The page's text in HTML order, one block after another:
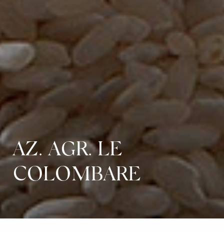
AZ. AGR. LE
COLOMBARE